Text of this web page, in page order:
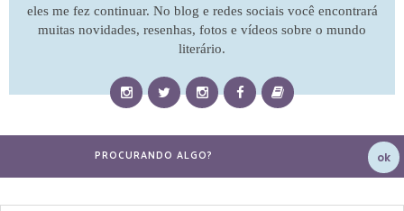
eles me fez continuar. No blog e redes sociais você encontrará
muitas novidades, resenhas, fotos e vídeos sobre o mundo
literário.